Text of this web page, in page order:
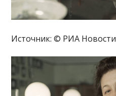
Источник: © РИА Новости